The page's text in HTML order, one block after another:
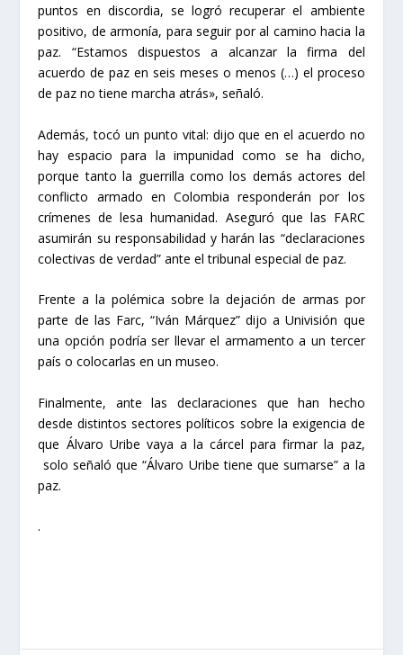
puntos en discordia, se logró recuperar el ambiente
positivo, de armonía, para seguir por al camino hacia la
paz. “Estamos dispuestos a alcanzar la firma del
acuerdo de paz en seis meses o menos (…) el proceso
de paz no tiene marcha atrás», señaló.
Además, tocó un punto vital: dijo que en el acuerdo no
hay espacio para la impunidad como se ha dicho,
porque tanto la guerrilla como los demás actores del
conflicto armado en Colombia responderán por los
crímenes de lesa humanidad. Aseguró que las FARC
asumirán su responsabilidad y harán las “declaraciones
colectivas de verdad” ante el tribunal especial de paz.
Frente a la polémica sobre la dejación de armas por
parte de las Farc, “Iván Márquez” dijo a Univisión que
una opción podría ser llevar el armamento a un tercer
país o colocarlas en un museo.
Finalmente, ante las declaraciones que han hecho
desde distintos sectores políticos sobre la exigencia de
que Álvaro Uribe vaya a la cárcel para firmar la paz,
solo señaló que “Álvaro Uribe tiene que sumarse” a la
paz.
.